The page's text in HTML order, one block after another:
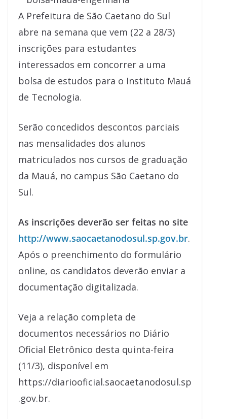
A Prefeitura de São Caetano do Sul
abre na semana que vem (22 a 28/3)
inscrições para estudantes
interessados em concorrer a uma
bolsa de estudos para o Instituto Mauá
de Tecnologia.
Serão concedidos descontos parciais
nas mensalidades dos alunos
matriculados nos cursos de graduação
da Mauá, no campus São Caetano do
Sul.
As inscrições deverão ser feitas no site
http://www.saocaetanodosul.sp.gov.br.
Após o preenchimento do formulário
online, os candidatos deverão enviar a
documentação digitalizada.
Veja a relação completa de
documentos necessários no Diário
Oficial Eletrônico desta quinta-feira
(11/3), disponível em
https://diariooficial.saocaetanodosul.sp
.gov.br.